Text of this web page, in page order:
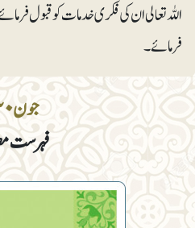
جون ۲۰۲۰
فہرست
اللہ تعالی ان کی فکری خدمات کو قبول
فرمائے۔